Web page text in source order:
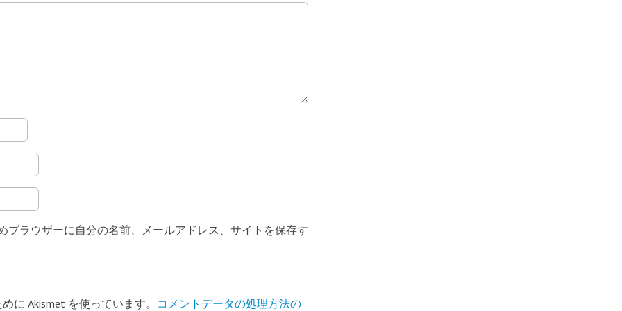
ブラウザーに自分の名前、メールアドレス、サイトを保存す
に Akismet を使っています。 コメントデータの処理方法の